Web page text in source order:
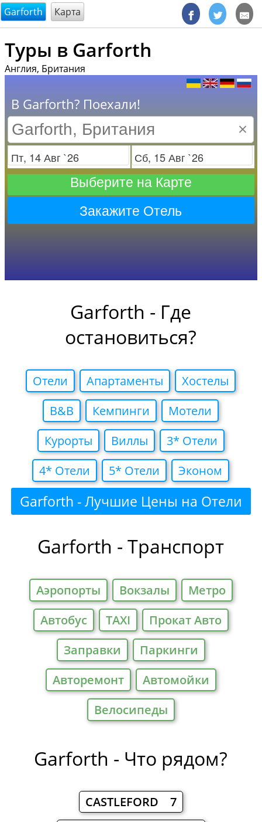
@endsectiom
Garforth Карта
Туры в Garforth
Англия, Британия
В Garforth? Поехали!
×
Заезд Отъезд
Выберите на Карте
Закажите Отель
Garforth - Где
остановиться?
Отели Апартаменты
Хостелы
B&B
Кемпинги
Мотели
Курорты
Виллы
3* Отели
4* Отели
5* Отели Эконом
Garforth - Лучшие Цены на Отели
Garforth - Транспорт
Аэропорты Вокзалы
Метро
Автобус
TAXI
Прокат Авто
Заправки
Паркинги
Авторемонт
Автомойки
Велосипеды
Garforth - Что рядом?
CASTLEFORD 7